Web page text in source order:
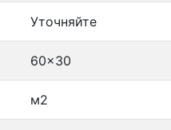
Уточняйте
60x30
м2